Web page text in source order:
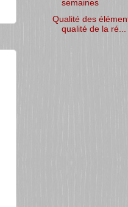
semaines
Qualité des
qualité de la ré...